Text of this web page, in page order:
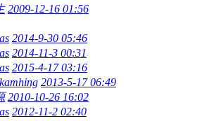
2009-12-16 01:56
2014-9-30 05:46
2014-11-3 00:31
2015-4-17 03:16
2013-5-17 06:49
2010-10-26 16:02
2012-11-2 02:40